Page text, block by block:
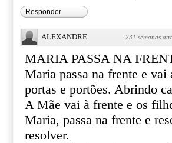
Responder
ALEXANDRE · 231 semanas
MARIA PASSA NA
Maria passa na frente e
portas e portões. Abrindo
A Mãe vai à frente e os
Maria, passa na frente e
resolver.